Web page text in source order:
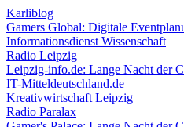
Karliblog
Gamers Global: Digitale
Informationsdienst Wissenschaft
Radio Leipzig
Leipzig-info.de: Lange Nacht der
IT-Mitteldeutschland.de
Kreativwirtschaft Leipzig
Radio Paralax